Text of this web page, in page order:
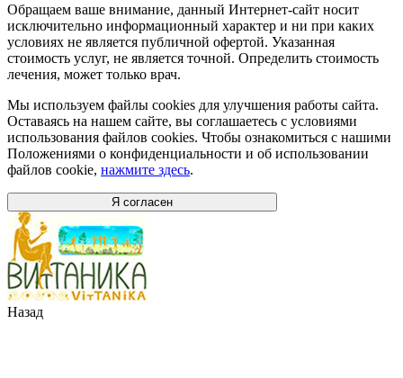
Обращаем ваше внимание, данный Интернет-сайт носит
исключительно информационный характер и ни при каких
условиях не является публичной офертой. Указанная
стоимость услуг, не является точной. Определить стоимость
лечения, может только врач.
Мы используем файлы cookies для улучшения работы сайта.
Оставаясь на нашем сайте, вы соглашаетесь с условиями
использования файлов cookies. Чтобы ознакомиться с нашими
Положениями о конфиденциальности и об использовании
файлов cookie, нажмите здесь.
Я согласен
Назад